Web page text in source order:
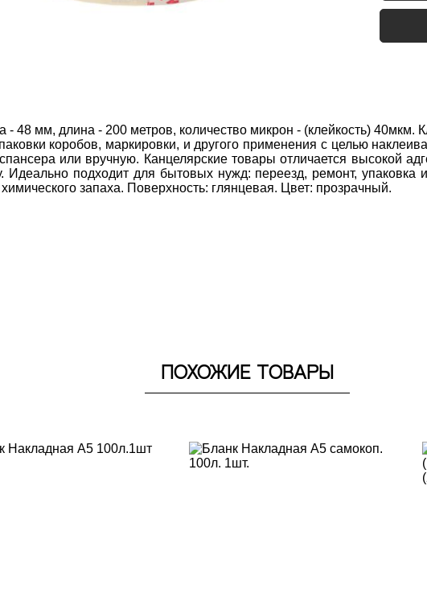
- 48 мм, длина - 200 метров, количество микрон - (клейкость) 40мкм.
коробов, маркировки, и другого применения с целью
или вручную. Канцелярские товары отличается высокой
Идеально подходит для бытовых нужд: переезд, ремонт,
запаха. Поверхность: глянцевая. Цвет: прозрачный.
ПОХОЖИЕ ТОВАРЫ